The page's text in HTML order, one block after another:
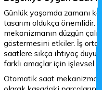
Günlük yaşamda zamanı
tasarım oldukça önemlidir.
mekanizmanın düzgün
göstermesini etkiler. İş
saatlere sıkça ihtiyaç
farklı amaçlar için işlevsel
Otomatik saat